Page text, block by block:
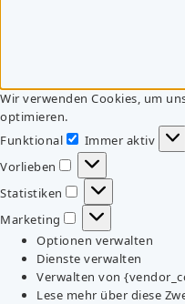
Wir verwenden Cookies, um
optimieren.
Funktional
Funktional
Immer aktiv
Vorlieben
Vorlieben
Statistiken
Statistiken
Marketing
Marketing
Optionen verwalten
Dienste verwalten
Verwalten von
Lese mehr über diese